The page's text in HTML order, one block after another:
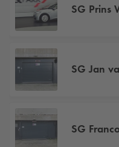
SG Prins
SG Jan
SG